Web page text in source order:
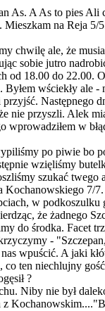
As. A As to pies Ali
Mieszkam na Reja 5/
chwilę ale, że
sobie jutro
od 18.00 do 22.00.
Byłem wściekły ale -
Następnego
nie przyszli. Alek
wprowadziłem w
po piwie bo
wzięliśmy
szukać twego
Kochanowskiego 7/
w podkoszulku
że żadnego
do środka. Facet
-
wpuścić. A jaki
co ten niechlujny
?
Niby nie był